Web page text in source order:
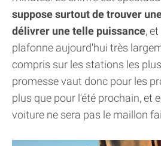
suppose surtout de trouver
délivrer une telle puissance,
plafonne aujourd'hui très
compris sur les stations les
promesse vaut donc pour les
plus que pour l'été prochain, et
voiture ne sera pas le maillon